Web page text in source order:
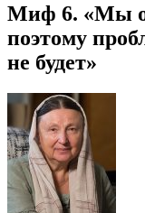
Миф 6. «Мы
поэтому
не будет»